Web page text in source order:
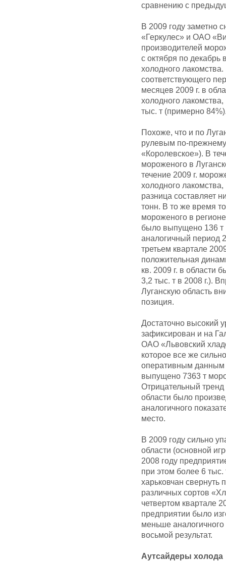
сравнению с
В 2009 году заметно
«Геркулес» и ОАО
производителей
с октября по декабрь
холодного
соответствующего
месяцев 2009 г. в
холодного лакомства,
тыс. т (примерно
Похоже, что и по
рулевым по-
«Королевское»). В
мороженого в
течение 2009 г.
холодного
разница составляет
тонн. В то же время
мороженого в
было выпущено 136 т
аналогичный период
третьем квартале
положительная
кв. 2009 г. в области
3,2 тыс. т в 2008 г.).
Луганскую область
позиция.
Достаточно высокий
зафиксирован и на
ОАО «Львовский
которое все же
оперативным данным
выпущено 7363 т
Отрицательный тренд
области было
аналогичного
место.
В 2009 году сильно
области (основной
2008 году
при этом более 6
харьковчан свернуть
различных сортов
четвертом квартале
предприятии было
меньше аналогичного
восьмой результат.
Аутсайдеры холода